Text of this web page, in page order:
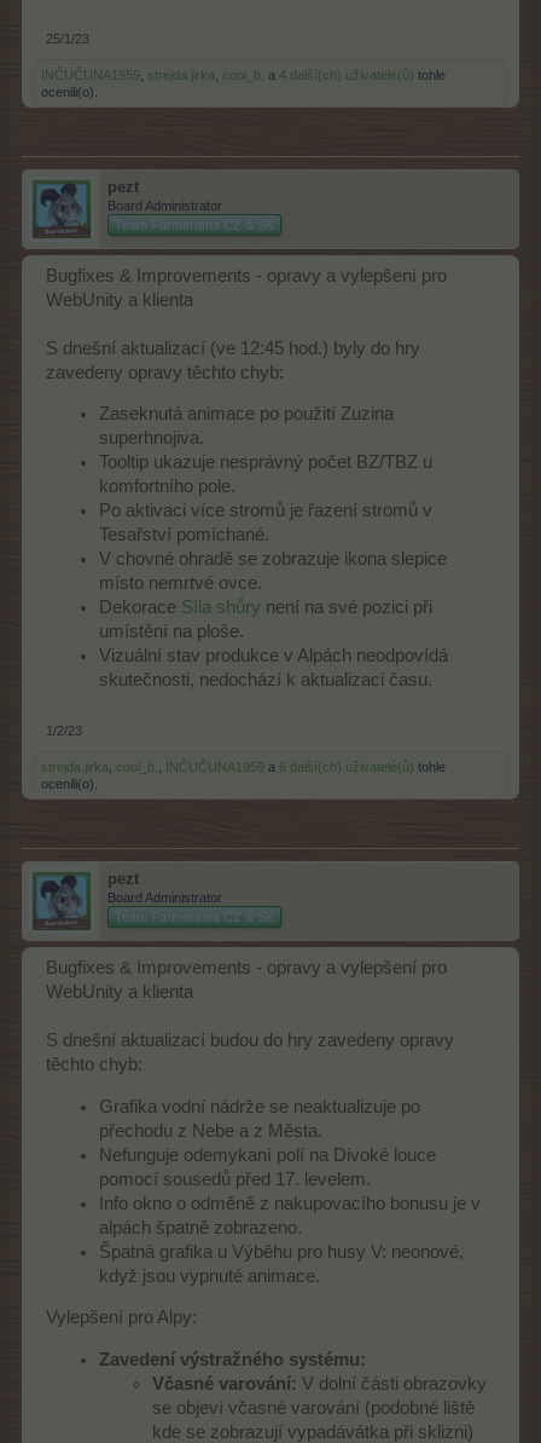
25/1/23
INČUČUNA1959 strejda.jirka cool_b. a 4 další(ch) uživatelé(ů) tohle
ocenili(o).
pezt
Board Administrator
Team Farmerama CZ & SK
Bugfixes & Improvements - opravy a vylepšení pro
WebUnity a klienta
S dnešní aktualizací (ve 12:45 hod.) byly do hry
zavedeny opravy těchto chyb:
Zaseknutá animace po použití Zuzina
superhnojiva.
Tooltip ukazuje nesprávný počet BZ/TBZ u
komfortního pole.
Po aktivaci více stromů je řazení stromů v
Tesařství pomíchané.
V chovné ohradě se zobrazuje ikona slepice
místo nemrtvé ovce.
Dekorace Síla shůry není na své pozici při
umístění na ploše.
Vizuální stav produkce v Alpách neodpovídá
skutečnosti, nedochází k aktualizaci času.
1/2/23
strejda.jirka cool_b. INČUČUNA1959 a 6 další(ch) uživatelé(ů) tohle
ocenili(o).
pezt
Board Administrator
Team Farmerama CZ & SK
Bugfixes & Improvements - opravy a vylepšení pro
WebUnity a klienta
S dnešní aktualizací budou do hry zavedeny opravy
těchto chyb:
Grafika vodní nádrže se neaktualizuje po
přechodu z Nebe a z Města.
Nefunguje odemykaní polí na Divoké louce
pomocí sousedů před 17. levelem.
Info okno o odměně z nakupovacího bonusu je v
alpách špatně zobrazeno.
Špatná grafika u Výběhu pro husy V: neonové,
když jsou vypnuté animace.
Vylepšení pro Alpy:
Zavedení výstražného systému:
Včasné varování: V dolní části obrazovky
se objeví včasné varování (podobné liště
kde se zobrazují vypadávátka při sklizni)